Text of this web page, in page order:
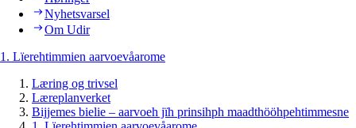
Nyhetsvarsel
Om Udir
1. Lïerehtimmien aarvoevåarome
Læring og trivsel
Læreplanverket
Bijjemes bielie – aarvoeh jïh prinsihph maadthööhpehtimmesne